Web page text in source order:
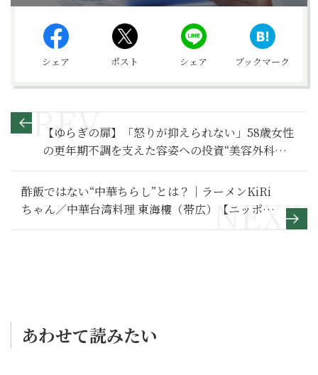
シェア ポスト シェア ブックマーク
【ゆらぎの扉】「怒りが抑えられない」58歳女性
の更年期不調を支えた容姿への投資“美容外科に2
千万円”は安いのか〜その１〜
酢飯ではない“中華ちらし”とは？｜ラーメンKiRi
ちゃん／中華台湾料理 東海樓（帯広）【ニッポン
の町中華】
あわせて読みたい